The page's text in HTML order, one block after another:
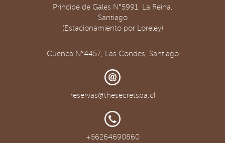
Príncipe de Gales N°5991, La Reina,
Santiago
(Estacionamiento por Loreley)
Cuenca N°4457, Las Condes, Santiago
reservas@thesecretspa.cl
+56264690860